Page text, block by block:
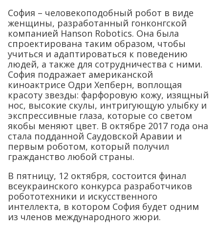
София – человекоподобный робот в виде
женщины, разработанный гонконгской
компанией Hanson Robotics. Она была
спроектирована таким образом, чтобы
учиться и адаптироваться к поведению
людей, а также для сотрудничества с ними.
София подражает американской
киноактрисе Одри Хепберн, воплощая
красоту звезды: фарфоровую кожу, изящный
нос, высокие скулы, интригующую улыбку и
экспрессивные глаза, которые со светом
якобы меняют цвет. В октябре 2017 года она
стала подданной Саудовской Аравии и
первым роботом, который получил
гражданство любой страны.
В пятницу, 12 октября, состоится финал
всеукраинского конкурса разработчиков
робототехники и искусственного
интеллекта, в котором София будет одним
из членов международного жюри.